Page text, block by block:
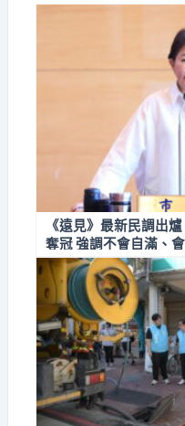
《遠見》最新民調出
奪冠 強調不會自滿、